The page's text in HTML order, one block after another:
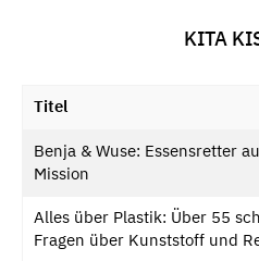
KITA
Titel
Benja & Wuse: Essensretter
Mission
Alles über Plastik: Über 55
Fragen über Kunststoff und